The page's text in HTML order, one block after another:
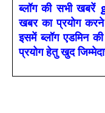
ब्लॉग की सभी
खबर का प्रयोग
इसमें ब्लॉग एडमिन
प्रयोग हेतु खुद